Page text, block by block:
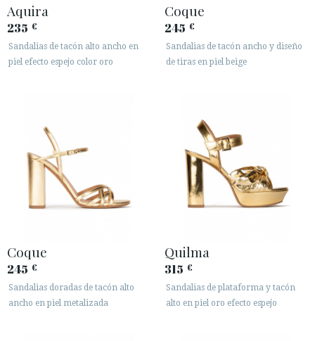
Aquira
235 €
Sandalias de tacón alto ancho en
piel efecto espejo color oro
Coque
245 €
Sandalias de tacón ancho y diseño
de tiras en piel beige
Coque
245 €
Sandalias doradas de tacón alto
ancho en piel metalizada
Quilma
315 €
Sandalias de plataforma y tacón
alto en piel oro efecto espejo